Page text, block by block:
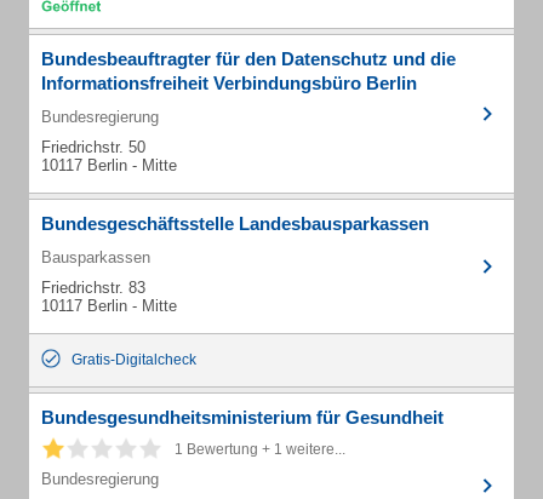
Bundesbeauftragter für den Datenschutz und die
Informationsfreiheit Verbindungsbüro Berlin
Bundesregierung
Friedrichstr. 50
10117 Berlin - Mitte
Bundesgeschäftsstelle Landesbausparkassen
Bausparkassen
Friedrichstr. 83
10117 Berlin - Mitte
Gratis-Digitalcheck
Bundesgesundheitsministerium für Gesundheit
1 Bewertung + 1 weitere...
Bundesregierung